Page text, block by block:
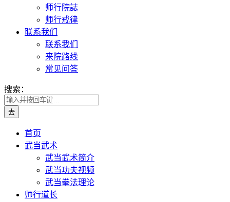
师行院誌
师行戒律
联系我们
联系我们
来院路线
常见问答
搜索：
首页
武当武术
武当武术简介
武当功夫视频
武当拳法理论
师行道长